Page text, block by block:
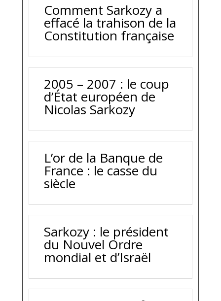
Comment Sarkozy a
effacé la trahison de la
Constitution française
2005 – 2007 : le coup
d’État européen de
Nicolas Sarkozy
L’or de la Banque de
France : le casse du
siècle
Sarkozy : le président
du Nouvel Ordre
mondial et d’Israël